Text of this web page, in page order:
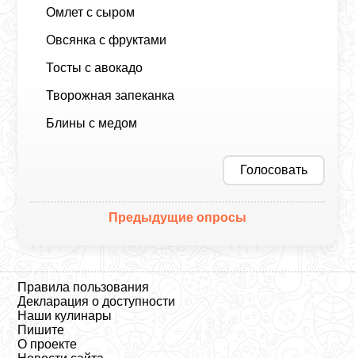
Омлет с сыром
Овсянка с фруктами
Тосты с авокадо
Творожная запеканка
Блины с медом
Голосовать
Предыдущие опросы
Правила пользования
Декларация о доступности
Наши кулинары
Пишите
О проекте